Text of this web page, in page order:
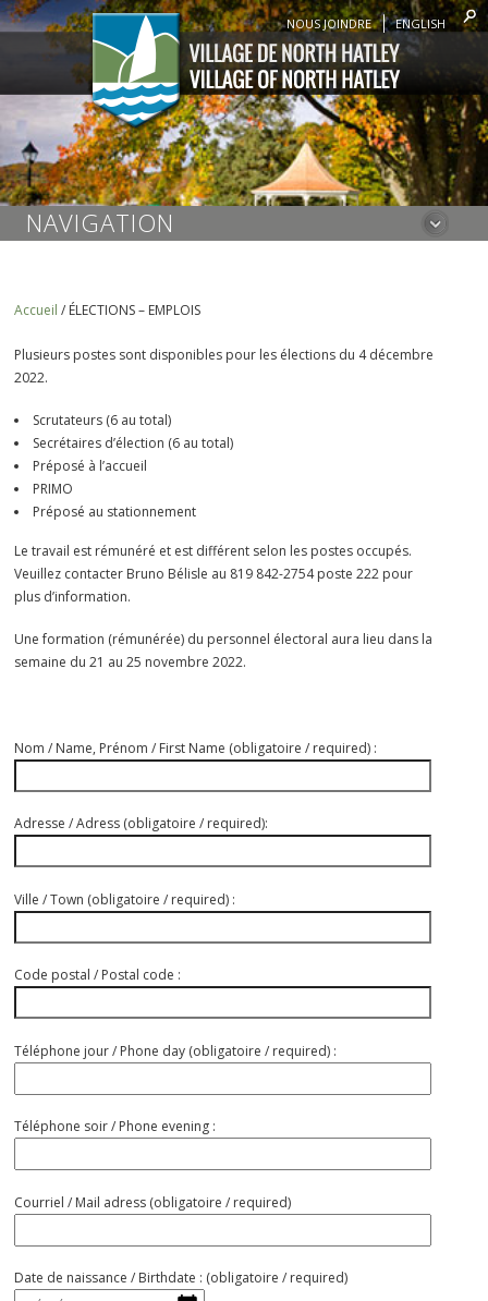
NOUS JOINDRE ENGLISH
NAVIGATION
Accueil / ÉLECTIONS – EMPLOIS
Plusieurs postes sont disponibles pour les élections du 4 décembre
2022.
Scrutateurs (6 au total)
Secrétaires d’élection (6 au total)
Préposé à l’accueil
PRIMO
Préposé au stationnement
Le travail est rémunéré et est différent selon les postes occupés.
Veuillez contacter Bruno Bélisle au 819 842-2754 poste 222 pour
plus d’information.
Une formation (rémunérée) du personnel électoral aura lieu dans la
semaine du 21 au 25 novembre 2022.
Nom / Name, Prénom / First Name (obligatoire / required) :
Adresse / Adress (obligatoire / required):
Ville / Town (obligatoire / required) :
Code postal / Postal code :
Téléphone jour / Phone day (obligatoire / required) :
Téléphone soir / Phone evening :
Courriel / Mail adress (obligatoire / required)
Date de naissance / Birthdate : (obligatoire / required)